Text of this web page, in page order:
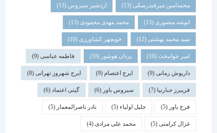
محمدامین میرفندرسکی(13) اردشیر سیروس(13)
انوشه منصوری(13) محمد مهدی محمودی(13)
سید محمد بهشتی(12) خوبچهر کشاورزی(10)
امیر جوانبخت(10) یزدان هوشور(10) فاطمه عباسی(9)
داریوش زمانی(9) ایرج اعتصام(9) ایرج شهروز تهرانی(8)
فریبرز جبارنیا(7) سیروس باور(6) گیتی اعتماد(6)
فرخ باور(5) جلیل اولیاء(5) نادر ناصرالمعمار (5)
غزال کرامتی (5) محمد علی مرادی(4)